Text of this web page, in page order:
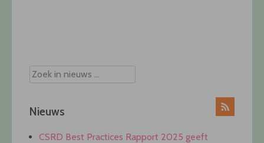
Nieuws
CSRD Best Practices Rapport 2025 geeft